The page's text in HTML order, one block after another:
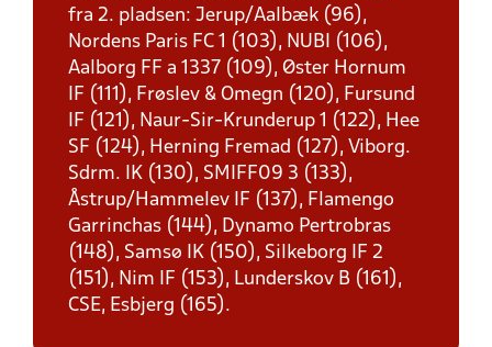
fra 2. pladsen: Jerup/Aalbæk (96),
Nordens Paris FC 1 (103), NUBI (106),
Aalborg FF a 1337 (109), Øster Hornum
IF (111), Frøslev & Omegn (120), Fursund
IF (121), Naur-Sir-Krunderup 1 (122), Hee
SF (124), Herning Fremad (127), Viborg.
Sdrm. IK (130), SMIFF09 3 (133),
Åstrup/Hammelev IF (137), Flamengo
Garrinchas (144), Dynamo Pertrobras
(148), Samsø IK (150), Silkeborg IF 2
(151), Nim IF (153), Lunderskov B (161),
CSE, Esbjerg (165).